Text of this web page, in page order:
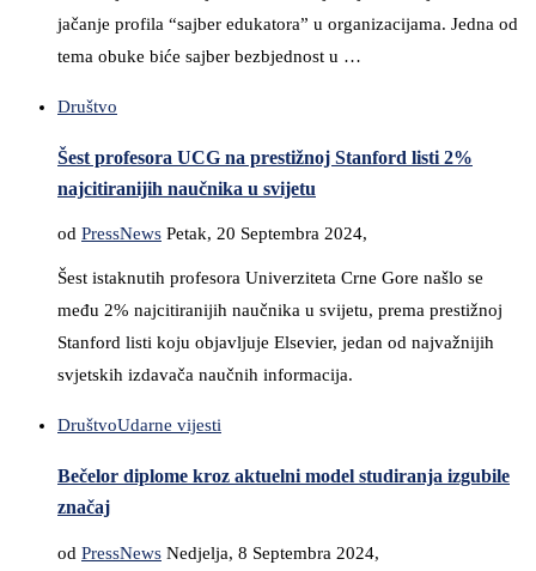
jačanje profila “sajber edukatora” u organizacijama. Jedna od
tema obuke biće sajber bezbjednost u …
Društvo
Šest profesora UCG na prestižnoj Stanford listi 2%
najcitiranijih naučnika u svijetu
od PressNews Petak, 20 Septembra 2024,
Šest istaknutih profesora Univerziteta Crne Gore našlo se
među 2% najcitiranijih naučnika u svijetu, prema prestižnoj
Stanford listi koju objavljuje Elsevier, jedan od najvažnijih
svjetskih izdavača naučnih informacija.
DruštvoUdarne vijesti
Bečelor diplome kroz aktuelni model studiranja izgubile
značaj
od PressNews Nedjelja, 8 Septembra 2024,